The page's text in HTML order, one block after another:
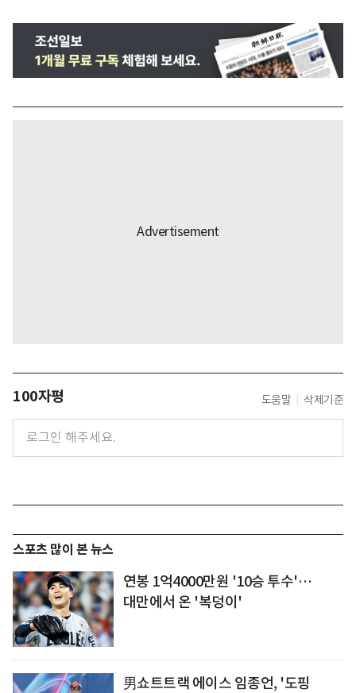
100자평 도움말 삭제기준
스포츠 많이 본 뉴스
연봉 1억4000만원 '10승 투수'…
대만에서 온 '복덩이'
男쇼트트랙 에이스 임종언, '도핑